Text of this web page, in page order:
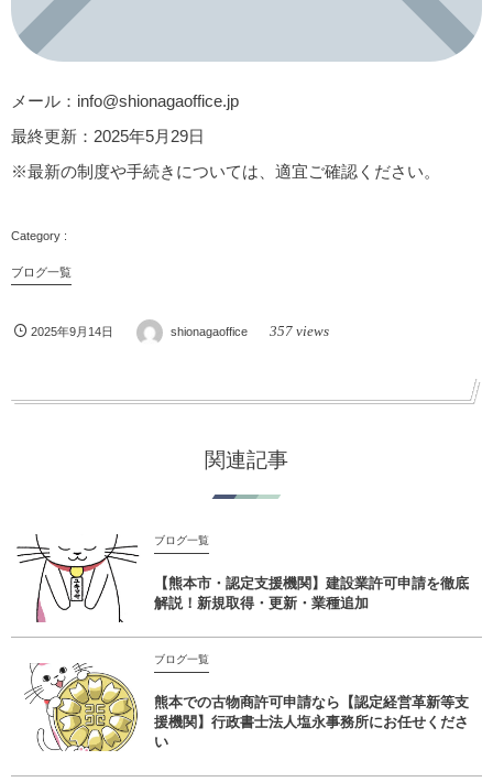
メール ：info@shionagaoffice.jp
最終更新 ：2025年5月29日
※最新の制度や手続きについては、適宜ご確認ください。
ブログ一覧
2025年9月14日 shionagaoffice 357 views
関連記事
ブログ一覧
【熊本市・認定支援機関】建設業許可申請を徹底
解説！新規取得・更新・業種追加
ブログ一覧
熊本での古物商許可申請なら【認定経営革新等支
援機関】行政書士法人塩永事務所にお任せくださ
い